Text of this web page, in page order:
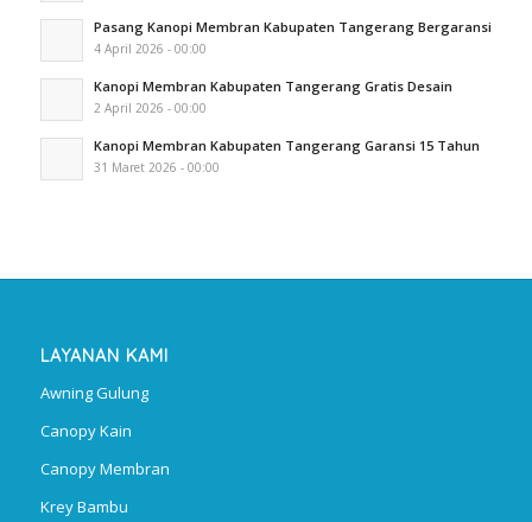
Pasang Kanopi Membran Kabupaten Tangerang Bergaransi
4 April 2026 - 00:00
Kanopi Membran Kabupaten Tangerang Gratis Desain
2 April 2026 - 00:00
Kanopi Membran Kabupaten Tangerang Garansi 15 Tahun
31 Maret 2026 - 00:00
LAYANAN KAMI
Awning Gulung
Canopy Kain
Canopy Membran
Krey Bambu